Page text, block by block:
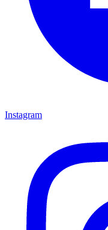
Instagram